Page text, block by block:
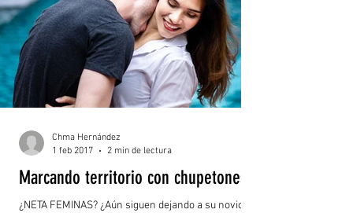
Marcando territorio con chupetones
¿NETA FEMINAS? ¿Aún siguen dejando a su novio
Chma Hernández
1 feb 2017
2 min de lectura